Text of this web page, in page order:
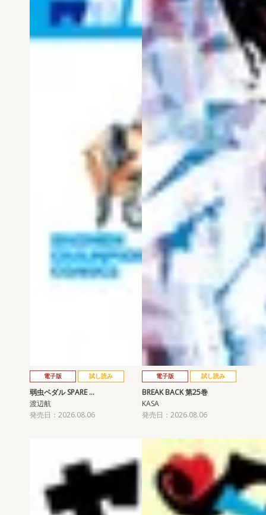
電子版 試し読み
弱虫ペダル SPARE …
渡辺航
発売日：2026.08.06
電子版 試し読み
BREAK BACK 第25巻
KASA
発売日：2026.08.06